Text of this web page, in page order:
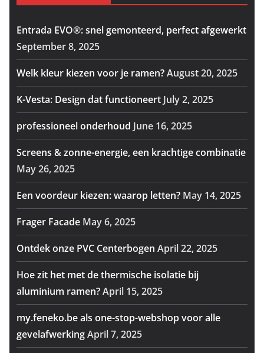
Entrada EVO®: snel gemonteerd, perfect afgewerkt
September 8, 2025
Welk kleur kiezen voor je ramen?August 20, 2025
K-Vesta: Design dat functioneert July 2, 2025
professioneel onderhoud June 16, 2025
Screens & zonne-energie, een krachtige combinatie
May 26, 2025
Een voordeur kiezen: waarop letten? May 14, 2025
Frager Facade May 6, 2025
Ontdek onze PVC Centerbogen April 22, 2025
Hoe zit het met de thermische isolatie bij
aluminium ramen?April 15, 2025
my.feneko.be als one-stop-webshop voor alle
gevelafwerkingApril 7, 2025